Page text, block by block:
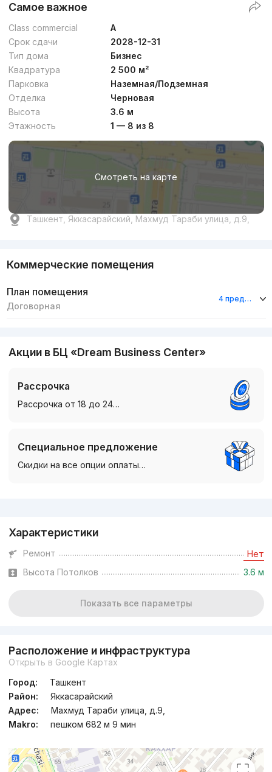
Самое важное
Class commercial
A
Срок сдачи
2028-12-31
Тип дома
Бизнес
Квадратура
2 500 м²
Парковка
Наземная/Подземная
Отделка
Черновая
Высота
3.6 м
Этажность
1 — 8 из 8
Смотреть на карте
Ташкент, Яккасарайский, Махмуд Тараби улица, д.9,
Коммерческие помещения
План помещения
Договорная
4 предложения
Акции в БЦ «Dream Business Center»
Рассрочка
Рассрочка от 18 до 24…
Специальное предложение
Скидки на все опции оплаты…
Характеристики
Ремонт Нет
Высота Потолков 3.6 м
Показать все параметры
Расположение и инфраструктура
Открыть в Google Картах
Город:
Ташкент
Район:
Яккасарайский
Адрес:
Махмуд Тараби улица, д.9,
Makro:
пешком 682 м 9 мин